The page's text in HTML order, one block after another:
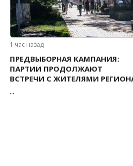
1 час назад
ПРЕДВЫБОРНАЯ КАМПАНИЯ:
ПАРТИИ ПРОДОЛЖАЮТ
ВСТРЕЧИ С ЖИТЕЛЯМИ
...